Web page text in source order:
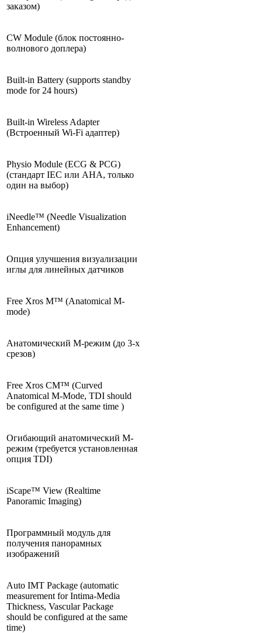
заказом)
CW Module (блок постоянно-
волнового доплера)
Built-in Battery (supports standby
mode for 24 hours)
Built-in Wireless Adapter
(Встроенный Wi-Fi адаптер)
Physio Module (ECG & PCG)
(стандарт IEC или AHA, только
один на выбор)
iNeedle™ (Needle Visualization
Enhancement)
Опция улучшения визуализации
иглы для линейных датчиков
Free Xros M™ (Anatomical M-
mode)
Анатомический М-режим (до 3-х
срезов)
Free Xros CM™ (Curved
Anatomical M-Mode, TDI should
be configured at the same time )
Огибающий анатомический М-
режим (требуется установленная
опция TDI)
iScape™ View (Realtime
Panoramic Imaging)
Программный модуль для
получения панорамных
изображений
Auto IMT Package (automatic
measurement for Intima-Media
Thickness, Vascular Package
should be configured at the same
time)